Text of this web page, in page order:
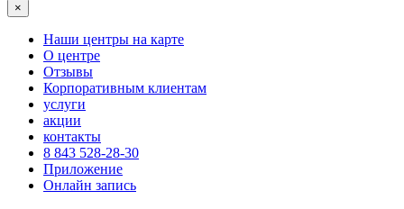
×
Наши центры на карте
О центре
Отзывы
Корпоративным клиентам
услуги
акции
контакты
8 843 528-28-30
Приложение
Онлайн запись